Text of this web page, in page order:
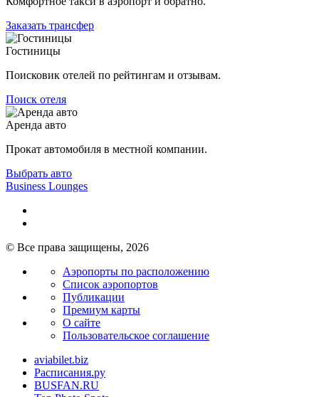
Заказать трансфер
Гостиницы
Поисковик отелей по рейтингам и отзывам.
Поиск отеля
Аренда авто
Прокат автомобиля в местной компании.
Выбрать авто
Business Lounges
© Все права защищены, 2026
Аэропорты по расположению
Список аэропортов
Публикации
Премиум карты
О сайте
Пользовательское соглашение
aviabilet.biz
Расписания.ру
BUSFAN.RU